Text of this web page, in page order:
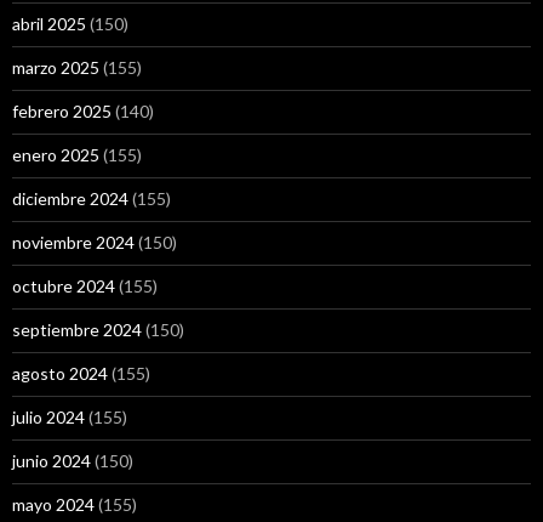
abril 2025 (150)
marzo 2025 (155)
febrero 2025 (140)
enero 2025 (155)
diciembre 2024(155)
noviembre 2024(150)
octubre 2024(155)
septiembre 2024(150)
agosto 2024(155)
julio 2024(155)
junio 2024(150)
mayo 2024(155)